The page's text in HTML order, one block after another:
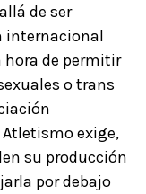
de ser
internacional
hora de permitir
o trans
Atletismo exige,
su producción
por debajo